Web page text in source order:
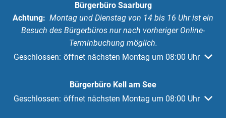
Bürgerbüro Saarburg
Achtung: Montag und Dienstag von 14 bis 16 Uhr ist ein
Besuch des Bürgerbüros nur nach vorheriger Online-
Terminbuchung möglich.
Klicken, um weitere Öffnungs- oder Schließzeiten
Geschlossen: öffnet nächsten Montag um 08:00 Uhr
Bürgerbüro Kell am See
Klicken, um weitere Öffnungs- oder Schließzeiten
Geschlossen: öffnet nächsten Montag um 08:00 Uhr